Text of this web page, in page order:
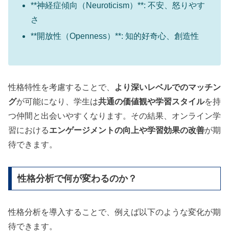
**神経症傾向（Neuroticism）**: 不安、怒りやす
さ
**開放性（Openness）**: 知的好奇心、創造性
性格特性を考慮することで、
より深いレベルでのマッチン
グが可能になり、学生は共通の価値観や学習スタイルを持
つ仲間と出会いやすくなります。その結果、オンライン学
習におけるエンゲージメントの向上や学習効果の改善が期
待できます。
性格分析で何が変わるのか？
性格分析を導入することで、例えば以下のような変化が期
待できます。